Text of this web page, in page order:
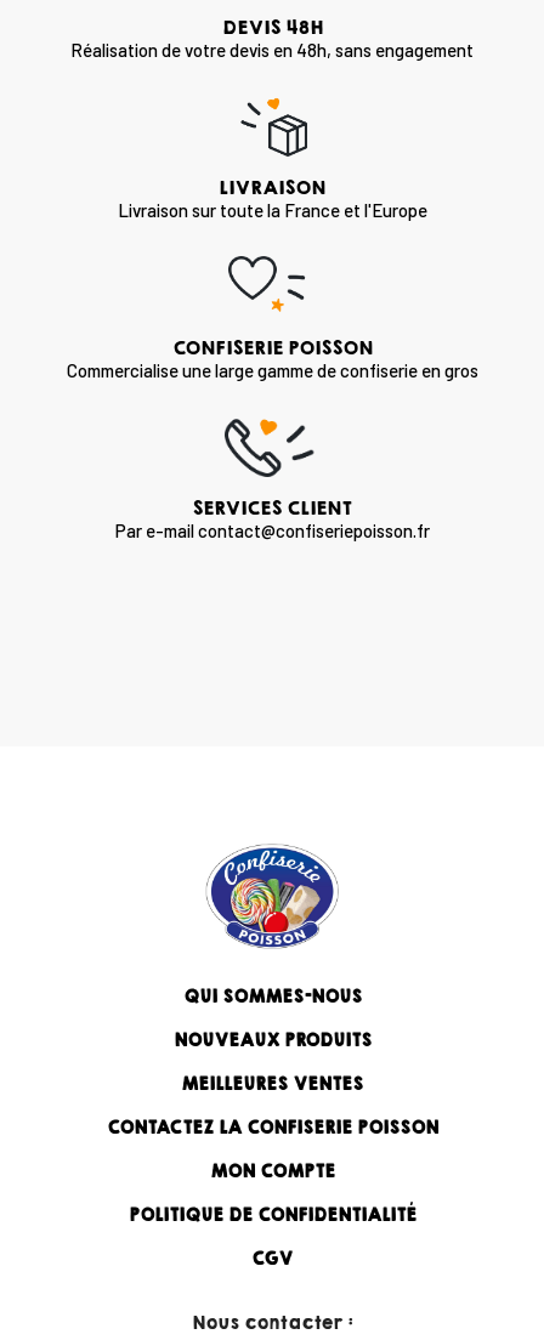
DEVIS 48H
Réalisation de votre devis en 48h, sans engagement
LIVRAISON
Livraison sur toute la France et l'Europe
CONFISERIE POISSON
Commercialise une large gamme de confiserie en gros
SERVICES CLIENT
Par e-mail contact@confiseriepoisson.fr
QUI SOMMES-NOUS
NOUVEAUX PRODUITS
MEILLEURES VENTES
CONTACTEZ LA CONFISERIE POISSON
MON COMPTE
POLITIQUE DE CONFIDENTIALITÉ
CGV
Nous contacter :